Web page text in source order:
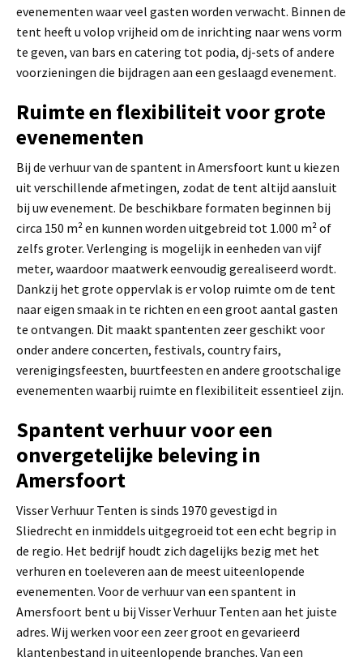
evenementen waar veel gasten worden verwacht. Binnen de
tent heeft u volop vrijheid om de inrichting naar wens vorm
te geven, van bars en catering tot podia, dj-sets of andere
voorzieningen die bijdragen aan een geslaagd evenement.
Ruimte en flexibiliteit voor grote
evenementen
Bij de verhuur van de spantent in Amersfoort kunt u kiezen
uit verschillende afmetingen, zodat de tent altijd aansluit
bij uw evenement. De beschikbare formaten beginnen bij
circa 150 m² en kunnen worden uitgebreid tot 1.000 m² of
zelfs groter. Verlenging is mogelijk in eenheden van vijf
meter, waardoor maatwerk eenvoudig gerealiseerd wordt.
Dankzij het grote oppervlak is er volop ruimte om de tent
naar eigen smaak in te richten en een groot aantal gasten
te ontvangen. Dit maakt spantenten zeer geschikt voor
onder andere concerten, festivals, country fairs,
verenigingsfeesten, buurtfeesten en andere grootschalige
evenementen waarbij ruimte en flexibiliteit essentieel zijn.
Spantent verhuur voor een
onvergetelijke beleving in
Amersfoort
Visser Verhuur Tenten is sinds 1970 gevestigd in
Sliedrecht en inmiddels uitgegroeid tot een echt begrip in
de regio. Het bedrijf houdt zich dagelijks bezig met het
verhuren en toeleveren aan de meest uiteenlopende
evenementen. Voor de verhuur van een spantent in
Amersfoort bent u bij Visser Verhuur Tenten aan het juiste
adres. Wij werken voor een zeer groot en gevarieerd
klantenbestand in uiteenlopende branches. Van een